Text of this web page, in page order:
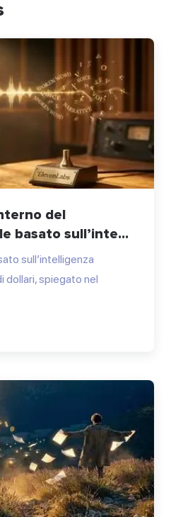
del
basato sull’inte...
sull’intelligenza
dollari, spiegato nel